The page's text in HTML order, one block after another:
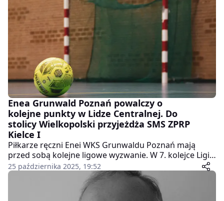
Enea Grunwald Poznań powalczy o
kolejne punkty w Lidze Centralnej. Do
stolicy Wielkopolski przyjeżdża SMS ZPRP
Kielce I
Piłkarze ręczni Enei WKS Grunwaldu Poznań mają
przed sobą kolejne ligowe wyzwanie. W 7. kolejce Ligi
Centralnej zmierzą się we własnej hali z SMS ZPRP
Kielce I. Spotkanie zaplanowano na sobotę, 25
października, o godz. 17:00 w hali Szkoły Podstawowej
nr 72 przy ul. Newtona w Poznaniu.
25 października 2025, 19:52